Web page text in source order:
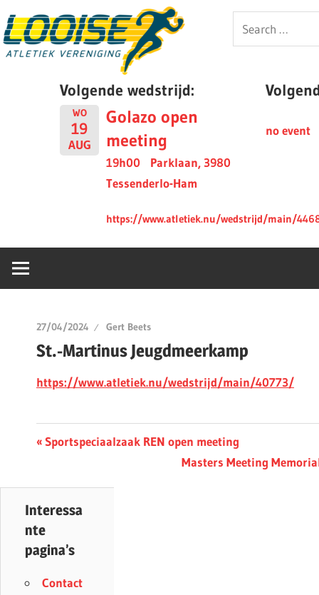
to
content
Looise
Search
for:
Volgende wedstrijd:
WO
19
AUG
Golazo open
meeting
19h00
Parklaan, 3980
Tessenderlo-Ham
https://www.atletiek.nu/wedstrijd/main/
no event
27/04/2024 Gert Beets
St.-Martinus Jeugdmeerkamp
https://www.atletiek.nu/wedstrijd/main/40773/
Berichtnavigatie
Previous
Sportspeciaalzaak REN open meeting
Next
Masters Meeting
Interessa
nte
pagina’s
Contact